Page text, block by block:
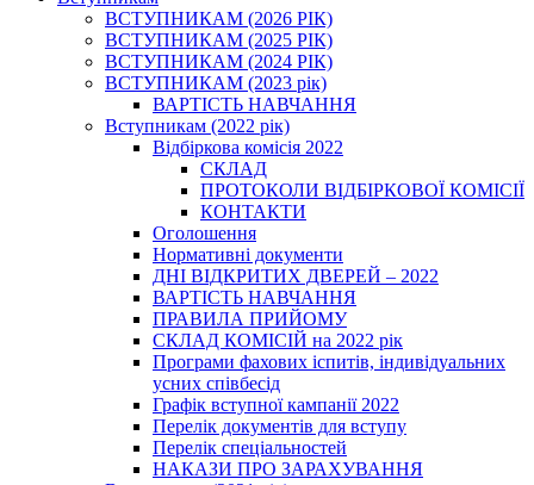
ВСТУПНИКАМ (2026 РІК)
ВСТУПНИКАМ (2025 РІК)
ВСТУПНИКАМ (2024 РІК)
ВСТУПНИКАМ (2023 рік)
ВАРТІСТЬ НАВЧАННЯ
Вступникам (2022 рік)
Відбіркова комісія 2022
СКЛАД
ПРОТОКОЛИ ВІДБІРКОВОЇ КОМІСІЇ
КОНТАКТИ
Оголошення
Нормативні документи
ДНІ ВІДКРИТИХ ДВЕРЕЙ – 2022
ВАРТІСТЬ НАВЧАННЯ
ПРАВИЛА ПРИЙОМУ
СКЛАД КОМІСІЙ на 2022 рік
Програми фахових іспитів, індивідуальних
усних співбесід
Графік вступної кампанії 2022
Перелік документів для вступу
Перелік спеціальностей
НАКАЗИ ПРО ЗАРАХУВАННЯ